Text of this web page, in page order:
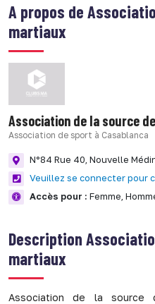
A propos de
martiaux
Association de la source
Association de sport à Casablanca
N°84 Rue 40, Nouvelle
Veuillez se connecter pour
Accès pour : Femme,
Description
martiaux
Association de la source